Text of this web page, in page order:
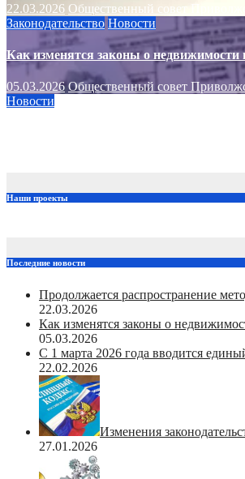
22.03.2026 Общественный совет
Законодательство Новости
Как изменятся законы о
05.03.2026 Общественный совет
Новости
Наши проекты
Последние новости
Продолжается распространение
22.03.2026
Как изменятся законы о
05.03.2026
С 1 марта 2026 года вводится
22.02.2026
Изменения
27.01.2026